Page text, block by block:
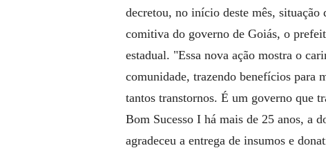
decretou, no início deste mês,
comitiva do governo de Goiás, o
estadual. "Essa nova ação mostra o
comunidade, trazendo benefícios para
tantos transtornos. É um governo que
Bom Sucesso I há mais de 25 anos, a
agradeceu a entrega de insumos e